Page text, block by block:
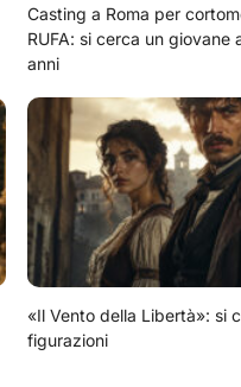
Casting a Roma per
RUFA: si cerca un
anni
«Il Vento della Libertà»: si
figurazioni